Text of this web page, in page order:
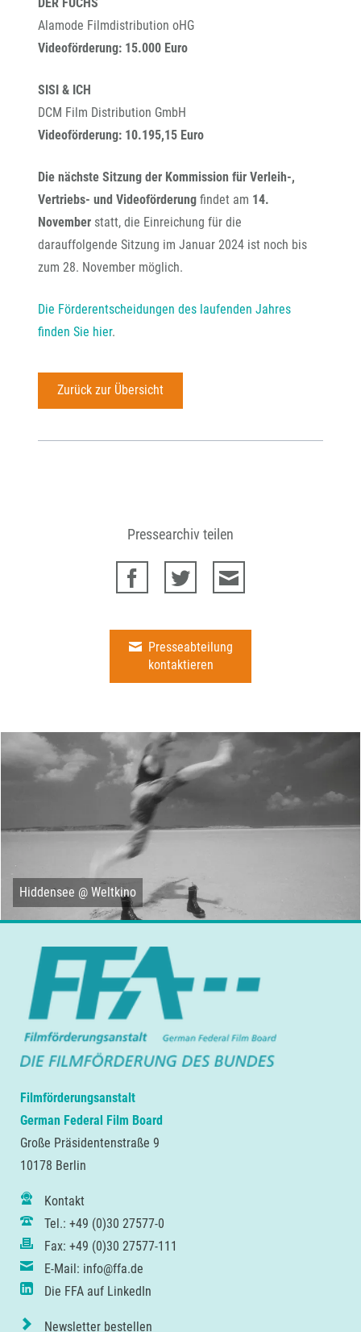
Alamode Filmdistribution oHG
Videoförderung: 15.000 Euro
SISI & ICH
DCM Film Distribution GmbH
Videoförderung: 10.195,15 Euro
Die nächste Sitzung der Kommission für Verleih-,
Vertriebs- und Videoförderung findet am 14.
November statt, die Einreichung für die
darauffolgende Sitzung im Januar 2024 ist noch bis
zum 28. November möglich.
Die Förderentscheidungen des laufenden Jahres
finden Sie hier.
Zurück zur Übersicht
Pressearchiv teilen
Presseabteilung
kontaktieren
Hiddensee @ Weltkino
Filmförderungsanstalt
German Federal Film Board
Große Präsidentenstraße 9
10178 Berlin
Kontakt
Tel.: +49 (0)30 27577-0
Fax: +49 (0)30 27577-111
E-Mail: info@ffa.de
Die FFA auf LinkedIn
Newsletter bestellen